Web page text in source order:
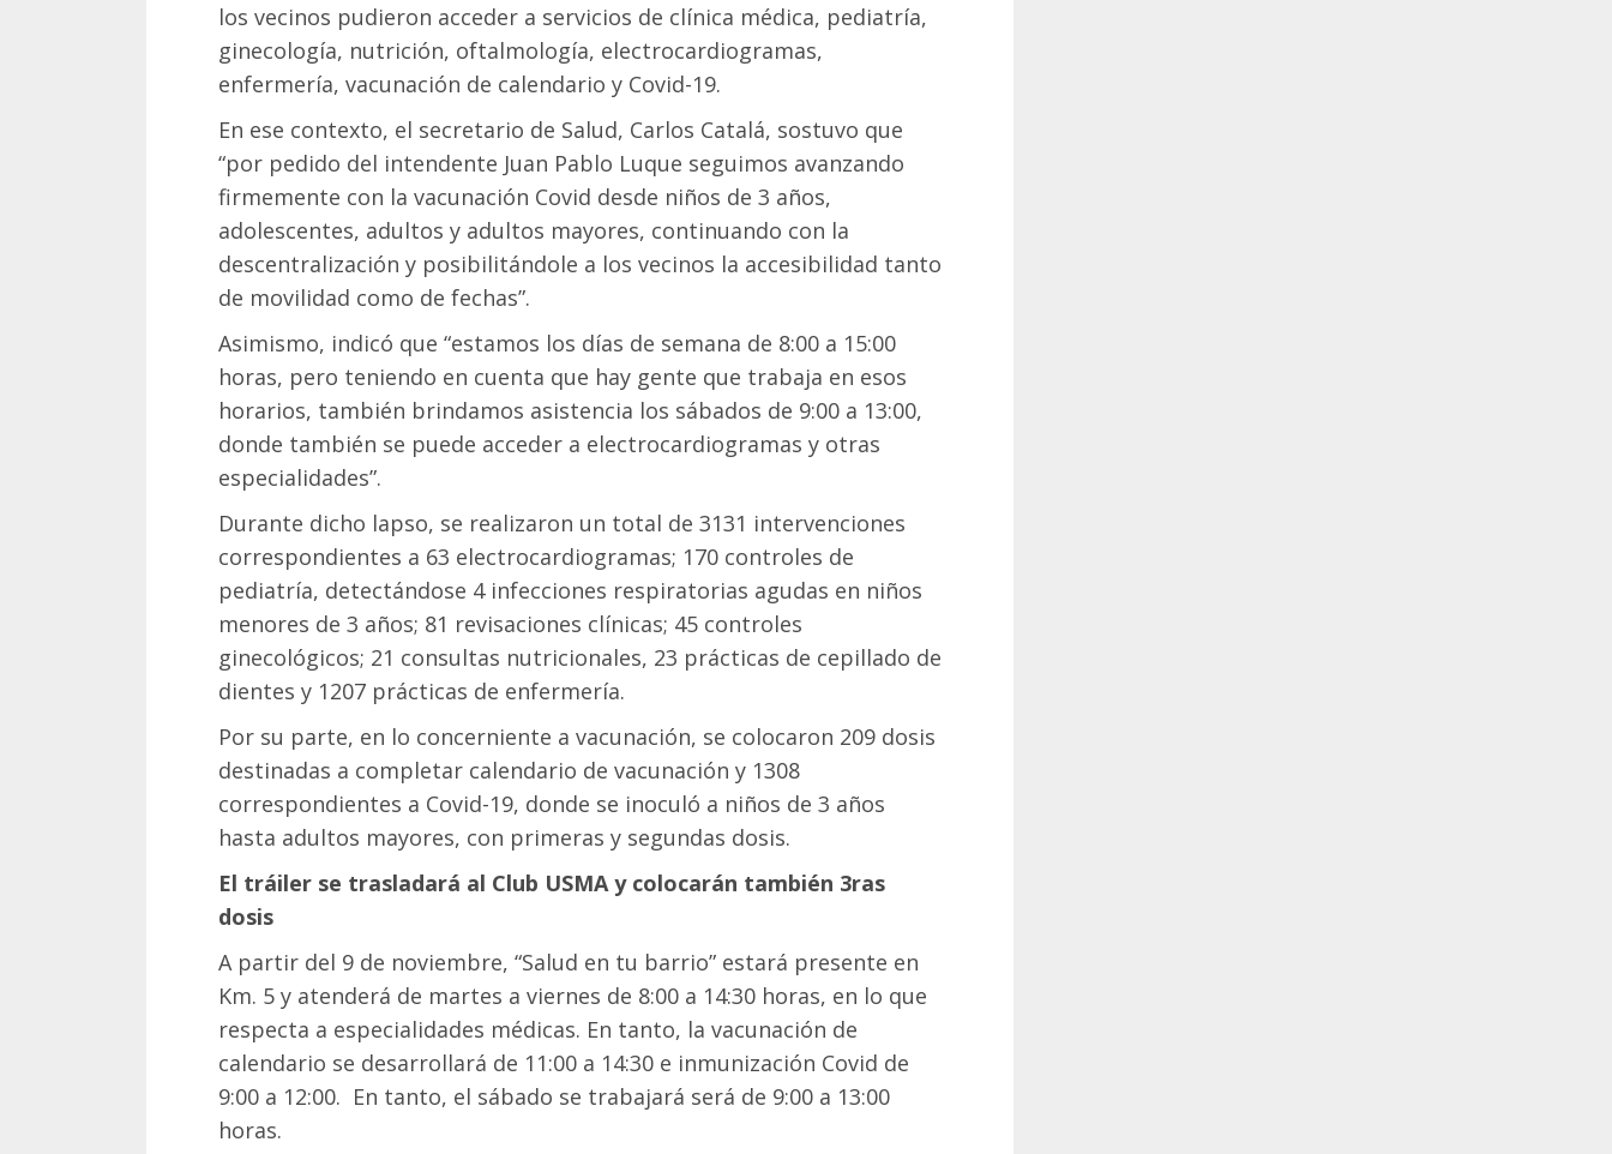
los vecinos pudieron acceder a servicios de clínica médica, pediatría,
ginecología, nutrición, oftalmología, electrocardiogramas,
enfermería, vacunación de calendario y Covid-19.
En ese contexto, el secretario de Salud, Carlos Catalá, sostuvo que
“por pedido del intendente Juan Pablo Luque seguimos avanzando
firmemente con la vacunación Covid desde niños de 3 años,
adolescentes, adultos y adultos mayores, continuando con la
descentralización y posibilitándole a los vecinos la accesibilidad tanto
de movilidad como de fechas”.
Asimismo, indicó que “estamos los días de semana de 8:00 a 15:00
horas, pero teniendo en cuenta que hay gente que trabaja en esos
horarios, también brindamos asistencia los sábados de 9:00 a 13:00,
donde también se puede acceder a electrocardiogramas y otras
especialidades”.
Durante dicho lapso, se realizaron un total de 3131 intervenciones
correspondientes a 63 electrocardiogramas; 170 controles de
pediatría, detectándose 4 infecciones respiratorias agudas en niños
menores de 3 años; 81 revisaciones clínicas; 45 controles
ginecológicos; 21 consultas nutricionales, 23 prácticas de cepillado de
dientes y 1207 prácticas de enfermería.
Por su parte, en lo concerniente a vacunación, se colocaron 209 dosis
destinadas a completar calendario de vacunación y 1308
correspondientes a Covid-19, donde se inoculó a niños de 3 años
hasta adultos mayores, con primeras y segundas dosis.
El tráiler se trasladará al Club USMA y colocarán también 3ras
dosis
A partir del 9 de noviembre, “Salud en tu barrio” estará presente en
Km. 5 y atenderá de martes a viernes de 8:00 a 14:30 horas, en lo que
respecta a especialidades médicas. En tanto, la vacunación de
calendario se desarrollará de 11:00 a 14:30 e inmunización Covid de
9:00 a 12:00. En tanto, el sábado se trabajará será de 9:00 a 13:00
horas.